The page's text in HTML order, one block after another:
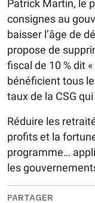
Patrick Martin, le
consignes au
baisser l’âge de
propose de
fiscal de 10 % dit
bénéficient tous
taux de la CSG
Réduire les
profits et la
programme…
les
PARTAGER